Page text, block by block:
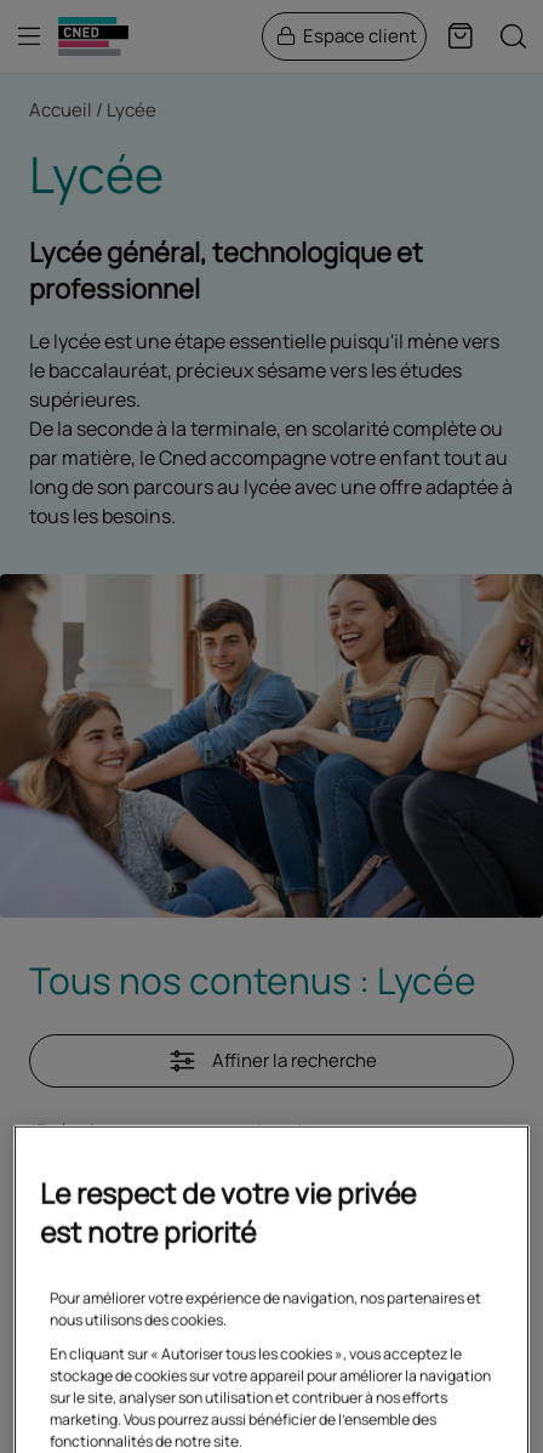
Menu Espace client Panier
Accueil Lycée
Lycée
Lycée général, technologique et
professionnel
Le lycée est une étape essentielle puisqu'il mène vers
le baccalauréat, précieux sésame vers les études
supérieures.
De la seconde à la terminale, en scolarité complète ou
par matière, le Cned accompagne votre enfant tout au
long de son parcours au lycée avec une offre adaptée à
tous les besoins.
Tous nos contenus : Lycée
Affiner la recherche
la recherche
- attention, les options
17 résultats pour votre recherche
Scolarité complémentaire
internationale
Formation
Expatrié, votre enfant entretient un lien avec la
langue et la culture française
Le respect de votre vie privée
est notre priorité
Pour améliorer votre expérience de navigation, nos partenaires et
nous utilisons des cookies.
En cliquant sur « Autoriser tous les cookies », vous acceptez le
stockage de cookies sur votre appareil pour améliorer la navigation
sur le site, analyser son utilisation et contribuer à nos efforts
marketing. Vous pourrez aussi bénéficier de l'ensemble des
fonctionnalités de notre site.